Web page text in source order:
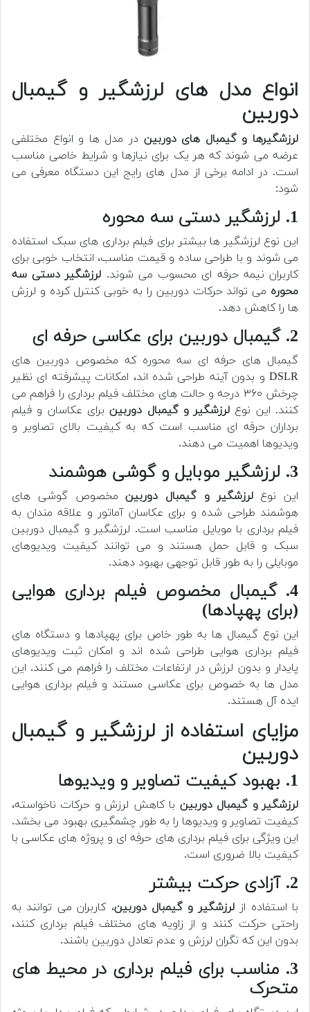
انواع مدل های لرزشگیر و گیمبال
دوربین
لرزشگیرها و گیمبال های دوربین در مدل ها و انواع مختلفی
عرضه می شوند که هر یک برای نیازها و شرایط خاصی مناسب
است. در ادامه برخی از مدل های رایج این دستگاه معرفی می
شود:
1. لرزشگیر دستی سه محوره
این نوع لرزشگیر ها بیشتر برای فیلم برداری های سبک استفاده
می شوند و با طراحی ساده و قیمت مناسب، انتخاب خوبی برای
کاربران نیمه حرفه ای محسوب می شوند. لرزشگیر دستی سه
محوره می تواند حرکات دوربین را به خوبی کنترل کرده و لرزش
ها را کاهش دهد.
2. گیمبال دوربین برای عکاسی حرفه ای
گیمبال های حرفه ای سه محوره که مخصوص دوربین های
DSLR و بدون آینه طراحی شده اند، امکانات پیشرفته ای نظیر
چرخش ۳۶۰ درجه و حالت های مختلف فیلم برداری را فراهم می
کنند. این نوع لرزشگیر و گیمبال دوربینبرای عکاسان و فیلم
برداران حرفه ای مناسب است که به کیفیت بالای تصاویر و
ویدیوها اهمیت می دهند.
3. لرزشگیر موبایل و گوشی هوشمند
این نوعلرزشگیر و گیمبال دوربینمخصوص گوشی های
هوشمند طراحی شده و برای عکاسان آماتور و علاقه مندان به
فیلم برداری با موبایل مناسب است. لرزشگیر و گیمبال دوربین
سبک و قابل حمل هستند و می توانند کیفیت ویدیوهای
موبایلی را به طور قابل توجهی بهبود دهند.
4. گیمبال مخصوص فیلم برداری هوایی
(برای پهپادها)
این نوع گیمبال ها به طور خاص برای پهپادها و دستگاه های
فیلم برداری هوایی طراحی شده اند و امکان ثبت ویدیوهای
پایدار و بدون لرزش در ارتفاعات مختلف را فراهم می کنند. این
مدل ها به خصوص برای عکاسی مستند و فیلم برداری هوایی
ایده آل هستند.
مزایای استفاده از لرزشگیر و گیمبال
دوربین
1. بهبود کیفیت تصاویر و ویدیوها
لرزشگیر و گیمبال دوربین با کاهش لرزش و حرکات ناخواسته،
کیفیت تصاویر و ویدیوها را به طور چشمگیری بهبود می بخشد.
این ویژگی برای فیلم برداری های حرفه ای و پروژه های عکاسی با
کیفیت بالا ضروری است.
2. آزادی حرکت بیشتر
با استفاده ازلرزشگیر و گیمبال دوربین، کاربران می توانند به
راحتی حرکت کنند و از زاویه های مختلف فیلم برداری کنند،
بدون این که نگران لرزش و عدم تعادل دوربین باشند.
3. مناسب برای فیلم برداری در محیط های
متحرک